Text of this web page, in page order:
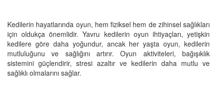
Kedilerin hayatlarında oyun, hem fiziksel hem de zihinsel sağlıkları
için oldukça önemlidir. Yavru kedilerin oyun ihtiyaçları, yetişkin
kedilere göre daha yoğundur, ancak her yaşta oyun, kedilerin
mutluluğunu ve sağlığını artırır. Oyun aktiviteleri, bağışıklık
sistemini güçlendirir, stresi azaltır ve kedilerin daha mutlu ve
sağlıklı olmalarını sağlar.